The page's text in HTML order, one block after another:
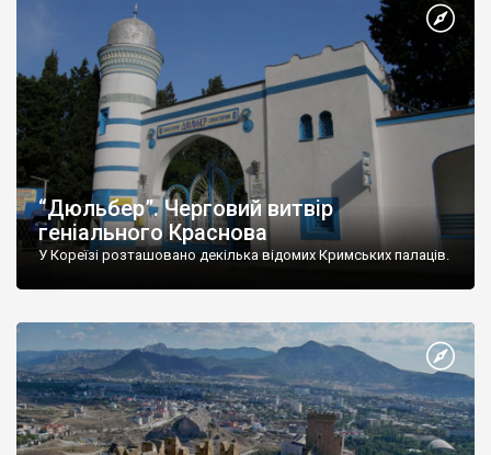
“Дюльбер”. Черговий витвір
геніального Краснова
У Кореїзі розташовано декілька відомих Кримських палаців.